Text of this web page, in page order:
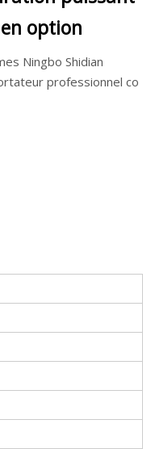
option
et exportateur professionnel co